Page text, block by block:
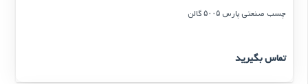
چسب صنعتی پارس ۵۰۰۵ گالن
تماس بگیرید